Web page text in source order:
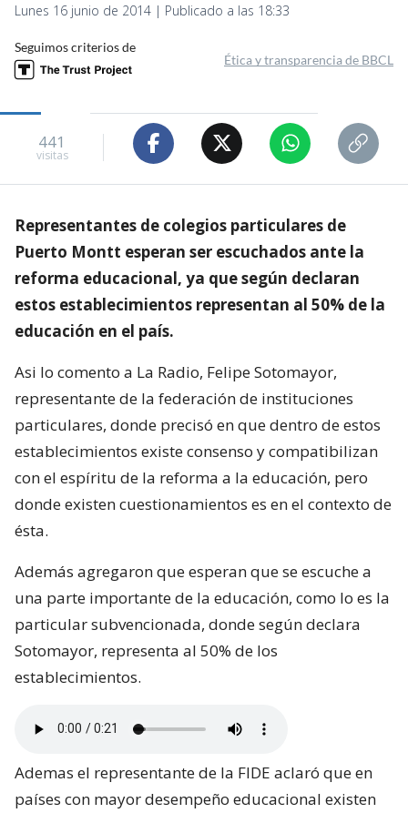
Lunes 16 junio de 2014 | Publicado a las 18:33
Seguimos criterios de
Ética y transparencia de BBCL
441
visitas
Representantes de colegios particulares de
Puerto Montt esperan ser escuchados ante la
reforma educacional, ya que según declaran
estos establecimientos representan al 50% de la
educación en el país.
Asi lo comento a La Radio, Felipe Sotomayor,
representante de la federación de instituciones
particulares, donde precisó en que dentro de estos
establecimientos existe consenso y compatibilizan
con el espíritu de la reforma a la educación, pero
donde existen cuestionamientos es en el contexto de
ésta.
Además agregaron que esperan que se escuche a
una parte importante de la educación, como lo es la
particular subvencionada, donde según declara
Sotomayor, representa al 50% de los
establecimientos.
Ademas el representante de la FIDE aclaró que en
países con mayor desempeño educacional existen